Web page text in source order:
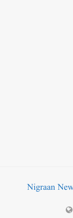
Nigraan